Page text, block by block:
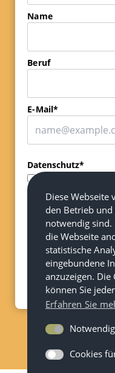
Name
Beruf
E-Mail*
Datenschutz*
Ich akzeptiere die
Konrad-Adenauer-
Die Hinweise zum
Stiftung e.V. finden Sie
Diese Webseite
den Betrieb und
notwendig
die Webseite
statistische
eingebundene
anzuzeigen. Die
können Sie
Erfahren Sie
Cookies